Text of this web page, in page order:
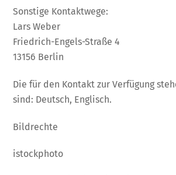
Sonstige Kontaktwege:
Lars Weber
Friedrich-Engels-Straße 4
13156 Berlin
Die für den Kontakt zur Verfügung
sind: Deutsch, Englisch.
Bildrechte
istockphoto